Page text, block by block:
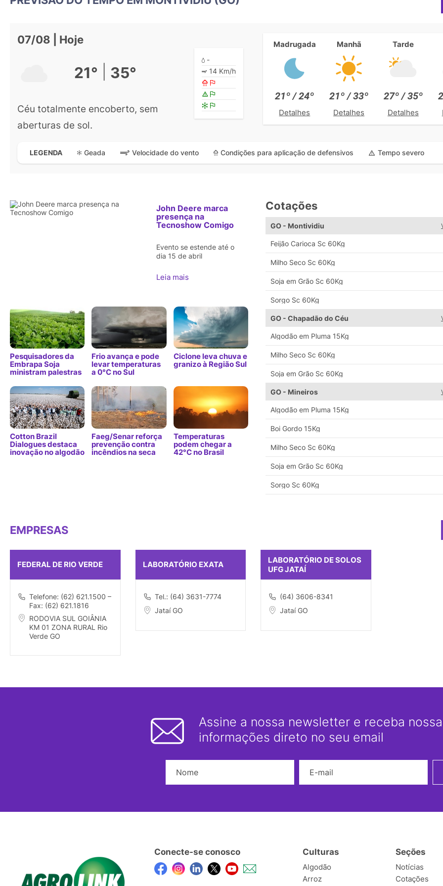
07/08 | Hoje
21° 35°
Céu totalmente encoberto, sem
aberturas de sol.
-
14 Km/h
Madrugada
21º / 24º
Detalhes
Manhã
21º / 33º
Detalhes
Tarde
27º / 35º
Detalhes
LEGENDA Geada Velocidade do vento Condições para aplicação de defensivos Tempo severo
John Deere marca
presença na
Tecnoshow Comigo
Evento se estende até o
dia 15 de abril
Leia mais
Pesquisadores da
Embrapa Soja
ministram palestras
Frio avança e pode
levar temperaturas
a 0°C no Sul
Ciclone leva chuva e
granizo à Região Sul
Cotton Brazil
Dialogues destaca
inovação no algodão
Faeg/Senar reforça
prevenção contra
incêndios na seca
Temperaturas
podem chegar a
42°C no Brasil
Cotações
GO - Montividiu
Feijão Carioca Sc 60Kg
Milho Seco Sc 60Kg
Soja em Grão Sc 60Kg
Sorgo Sc 60Kg
GO - Chapadão do Céu
Algodão em Pluma 15Kg
Milho Seco Sc 60Kg
Soja em Grão Sc 60Kg
GO - Mineiros
Algodão em Pluma 15Kg
Boi Gordo 15Kg
Milho Seco Sc 60Kg
Soja em Grão Sc 60Kg
Sorgo Sc 60Kg
EMPRESAS
FEDERAL DE RIO VERDE
Telefone: (62) 621.1500 –
Fax: (62) 621.1816
RODOVIA SUL GOIÂNIA
KM 01 ZONA RURAL Rio
Verde GO
LABORATÓRIO EXATA
Tel.: (64) 3631-7774
Jataí GO
LABORATÓRIO DE SOLOS
UFG JATAÍ
(64) 3606-8341
Jataí GO
Assine a nossa newsletter e receba
informações direto no seu email
Conecte-se conosco Culturas
Algodão
Arroz
Seções
Notícias
Cotações